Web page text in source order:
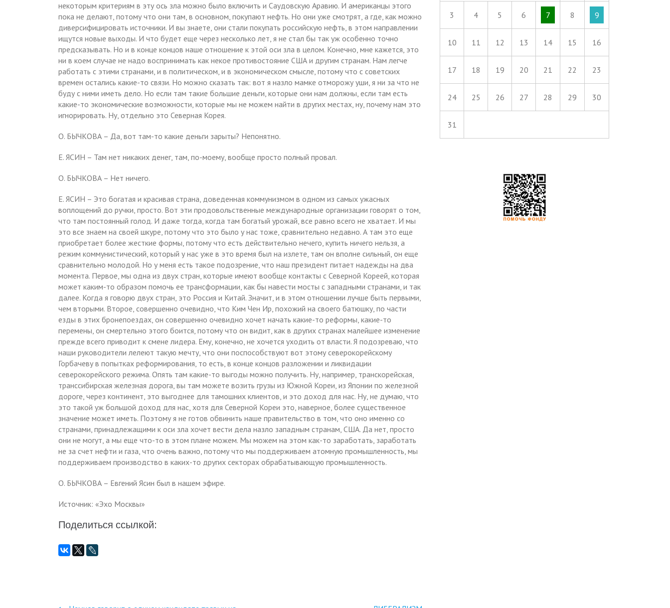
некоторым критериям в эту ось зла можно было включить и Саудовскую Аравию. И американцы этого
пока не делают, потому что они там, в основном, покупают нефть. Но они уже смотрят, а где, как можно
диверсифицировать источники. И вы знаете, они стали покупать российскую нефть, в этом направлении
ищутся новые выходы. И что будет еще через несколько лет, я не стал бы так уж особенно точно
предсказывать. Но и в конце концов наше отношение к этой оси зла в целом. Конечно, мне кажется, это
ни в коем случае не надо воспринимать как некое противостояние США и другим странам. Нам легче
работать с этими странами, и в политическом, и в экономическом смысле, потому что с советских
времен остались какие-то связи. Но можно сказать так: вот я назло мамке отморожу уши, я ни за что не
буду с ними иметь дело. Но если там такие большие деньги, которые они нам должны, если там есть
какие-то экономические возможности, которые мы не можем найти в других местах, ну, почему нам это
игнорировать. Ну, отдельно это Северная Корея.
О. БЫЧКОВА – Да, вот там-то какие деньги зарыты? Непонятно.
Е. ЯСИН – Там нет никаких денег, там, по-моему, вообще просто полный провал.
О. БЫЧКОВА – Нет ничего.
Е. ЯСИН – Это богатая и красивая страна, доведенная коммунизмом в одном из самых ужасных
воплощений до ручки, просто. Вот эти продовольственные международные организации говорят о том,
что там постоянный голод. И даже тогда, когда там богатый урожай, все равно всего не хватает. И мы
это все знаем на своей шкуре, потому что это было у нас тоже, сравнительно недавно. А там это еще
приобретает более жесткие формы, потому что есть действительно нечего, купить ничего нельзя, а
режим коммунистический, который у нас уже в это время был на излете, там он вполне сильный, он еще
сравнительно молодой. Но у меня есть такое подозрение, что наш президент питает надежды на два
момента. Первое, мы одна из двух стран, которые имеют вообще контакты с Северной Кореей, которая
может каким-то образом помочь ее трансформации, как бы навести мосты с западными странами, и так
далее. Когда я говорю двух стран, это Россия и Китай. Значит, и в этом отношении лучше быть первыми,
чем вторыми. Второе, совершенно очевидно, что Ким Чен Ир, похожий на своего батюшку, по части
езды в этих бронепоездах, он совершенно очевидно хочет начать какие-то реформы, какие-то
перемены, он смертельно этого боится, потому что он видит, как в других странах малейшее изменение
прежде всего приводит к смене лидера. Ему, конечно, не хочется уходить от власти. Я подозреваю, что
наши руководители лелеют такую мечту, что они поспособствуют вот этому северокорейскому
Горбачеву в попытках реформирования, то есть, в конце концов разложении и ликвидации
северокорейского режима. Опять там какие-то выгоды можно получить. Ну, например, транскорейская,
транссибирская железная дорога, вы там можете возить грузы из Южной Кореи, из Японии по железной
дороге, через континент, это выгоднее для тамошних клиентов, и это доход для нас. Ну, не думаю, что
это такой уж большой доход для нас, хотя для Северной Кореи это, наверное, более существенное
значение может иметь. Поэтому я не готов обвинить наше правительство в том, что оно именно со
странами, принадлежащими к оси зла хочет вести дела назло западным странам, США. Да нет, просто
они не могут, а мы еще что-то в этом плане можем. Мы можем на этом как-то заработать, заработать
не за счет нефти и газа, что очень важно, потому что мы поддерживаем атомную промышленность, мы
поддерживаем производство в каких-то других секторах обрабатывающую промышленность.
О. БЫЧКОВА – Евгений Ясин был в нашем эфире.
Источник: «Эхо Москвы»
Поделиться ссылкой:
3 4 5 6 7 8 9
10 11 12 13 14 15 16
17 18 19 20 21 22 23
24 25 26 27 28 29 30
31